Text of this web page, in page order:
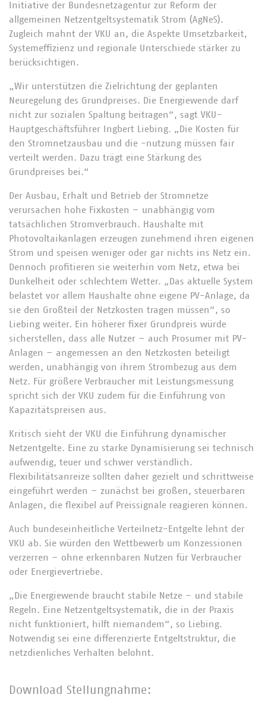
Initiative der Bundesnetzagentur zur Reform der
allgemeinen Netzentgeltsystematik Strom (AgNeS).
Zugleich mahnt der VKU an, die Aspekte Umsetzbarkeit,
Systemeffizienz und regionale Unterschiede stärker zu
berücksichtigen.
„Wir unterstützen die Zielrichtung der geplanten
Neuregelung des Grundpreises. Die Energiewende darf
nicht zur sozialen Spaltung beitragen“, sagt VKU-
Hauptgeschäftsführer Ingbert Liebing. „Die Kosten für
den Stromnetzausbau und die -nutzung müssen fair
verteilt werden. Dazu trägt eine Stärkung des
Grundpreises bei.“
Der Ausbau, Erhalt und Betrieb der Stromnetze
verursachen hohe Fixkosten – unabhängig vom
tatsächlichen Stromverbrauch. Haushalte mit
Photovoltaikanlagen erzeugen zunehmend ihren eigenen
Strom und speisen weniger oder gar nichts ins Netz ein.
Dennoch profitieren sie weiterhin vom Netz, etwa bei
Dunkelheit oder schlechtem Wetter. „Das aktuelle System
belastet vor allem Haushalte ohne eigene PV-Anlage, da
sie den Großteil der Netzkosten tragen müssen“, so
Liebing weiter. Ein höherer fixer Grundpreis würde
sicherstellen, dass alle Nutzer – auch Prosumer mit PV-
Anlagen – angemessen an den Netzkosten beteiligt
werden, unabhängig von ihrem Strombezug aus dem
Netz. Für größere Verbraucher mit Leistungsmessung
spricht sich der VKU zudem für die Einführung von
Kapazitätspreisen aus.
Kritisch sieht der VKU die Einführung dynamischer
Netzentgelte. Eine zu starke Dynamisierung sei technisch
aufwendig, teuer und schwer verständlich.
Flexibilitätsanreize sollten daher gezielt und schrittweise
eingeführt werden – zunächst bei großen, steuerbaren
Anlagen, die flexibel auf Preissignale reagieren können.
Auch bundeseinheitliche Verteilnetz-Entgelte lehnt der
VKU ab. Sie würden den Wettbewerb um Konzessionen
verzerren – ohne erkennbaren Nutzen für Verbraucher
oder Energievertriebe.
„Die Energiewende braucht stabile Netze – und stabile
Regeln. Eine Netzentgeltsystematik, die in der Praxis
nicht funktioniert, hilft niemandem“, so Liebing.
Notwendig sei eine differenzierte Entgeltstruktur, die
netzdienliches Verhalten belohnt.
Download Stellungnahme: